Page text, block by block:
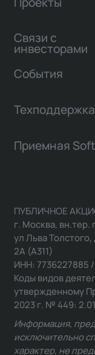
Связи с
инвесторами
События
Техподдержка
Приемная
ПУБЛИЧНОЕ
г. Москва, вн.тер.
ул Льва
2А (А311)
ИНН: 7736227885
Коды видов
утвержденному
2023 г. № 449:
Информация,
исключительно
характер, не